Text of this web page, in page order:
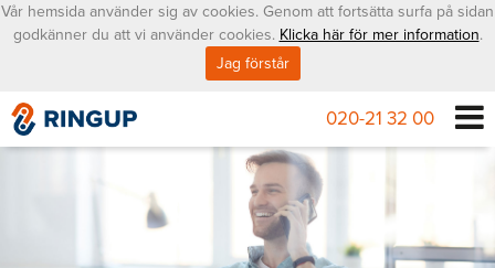
020-21 32 00
Vår hemsida använder sig av cookies. Genom att fortsätta surfa på sidan
godkänner du att vi använder cookies. Klicka här för mer information.
Jag förstår